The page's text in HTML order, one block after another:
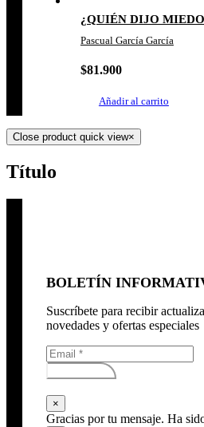
¿QUIÉN DIJO
Pascual García García
$81.900
Añadir al carrito
Close product quick view×
Título
BOLETÍN
Suscríbete para recibir
novedades y ofertas especiales
Subscribirse
×
Gracias por tu mensaje. Ha